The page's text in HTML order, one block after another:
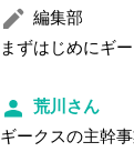
編集部
まずはじめにギ
荒川さん
ギークスの主幹